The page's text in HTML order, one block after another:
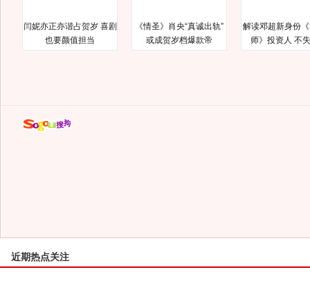
闫妮亦正亦谐占贺岁 喜剧
也要颜值担当
《情圣》肖央“真诚出轨”
或成贺岁档爆款帝
解读邓超新身份
师》投资人 不
近期热点关注